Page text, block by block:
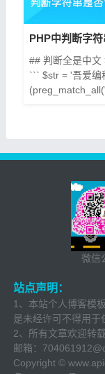
{ border-radius:
100% { border-
} /* 将动画应用到
## 判断全是中文
``` $str = '吾爱编
$str="'吾爱it编程
if(!eregi("[^\x80-
\xff]","$str")){
微信
站点声明：
1、本站个人博客模
是未经许可不得用于
2、所有文章欢迎转
邮箱：
Copyright ©